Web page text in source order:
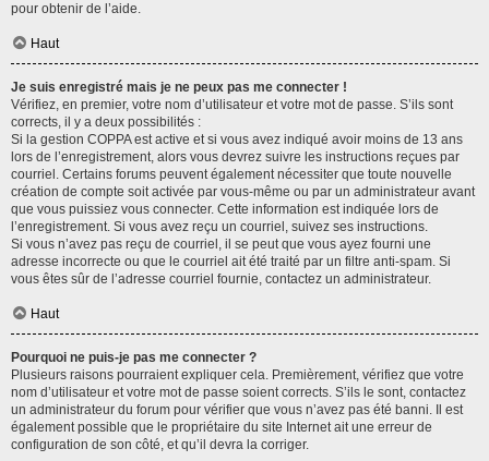
pour obtenir de l’aide.
Haut
Je suis enregistré mais je ne peux pas me connecter !
Vérifiez, en premier, votre nom d’utilisateur et votre mot de passe. S’ils sont
corrects, il y a deux possibilités :
Si la gestion COPPA est active et si vous avez indiqué avoir moins de 13 ans
lors de l’enregistrement, alors vous devrez suivre les instructions reçues par
courriel. Certains forums peuvent également nécessiter que toute nouvelle
création de compte soit activée par vous-même ou par un administrateur avant
que vous puissiez vous connecter. Cette information est indiquée lors de
l’enregistrement. Si vous avez reçu un courriel, suivez ses instructions.
Si vous n’avez pas reçu de courriel, il se peut que vous ayez fourni une
adresse incorrecte ou que le courriel ait été traité par un filtre anti-spam. Si
vous êtes sûr de l’adresse courriel fournie, contactez un administrateur.
Haut
Pourquoi ne puis-je pas me connecter ?
Plusieurs raisons pourraient expliquer cela. Premièrement, vérifiez que votre
nom d’utilisateur et votre mot de passe soient corrects. S’ils le sont, contactez
un administrateur du forum pour vérifier que vous n’avez pas été banni. Il est
également possible que le propriétaire du site Internet ait une erreur de
configuration de son côté, et qu’il devra la corriger.